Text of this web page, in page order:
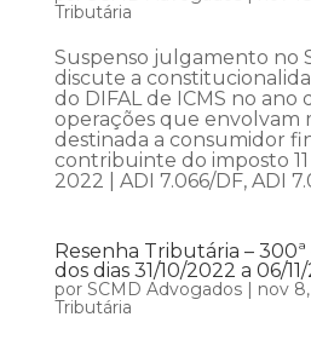
Tributária
Suspenso julgamento no
discute a
do DIFAL de ICMS no ano
operações que envolvam
destinada a consumidor
contribuinte do imposto
2022 | ADI 7.066/DF, ADI
Resenha Tributária – 300ª
dos dias 31/10/2022 a 06/
por SCMD Advogados| nov
Tributária